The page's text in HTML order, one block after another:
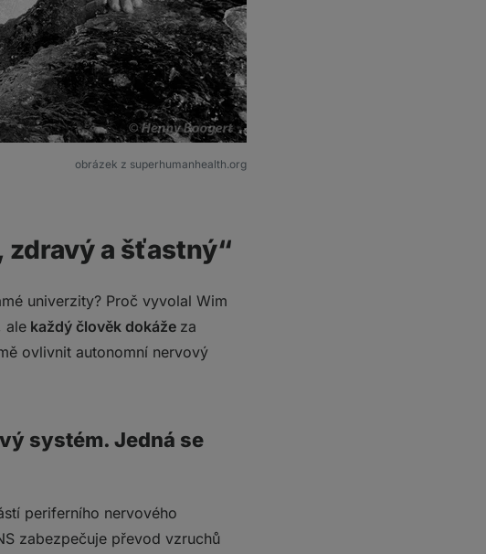
obrázek z superhumanhealth.org
a šťastný“
univerzity? Proč vyvolal Wim
ale každý člověk dokáže za
ovlivnit autonomní nervový
systém. Jedná se
periferního nervového
zabezpečuje převod vzruchů